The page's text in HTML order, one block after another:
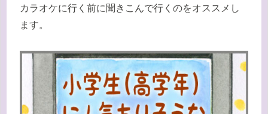
カラオケに行く前に聞きこんで行くのをオススメし
ます。